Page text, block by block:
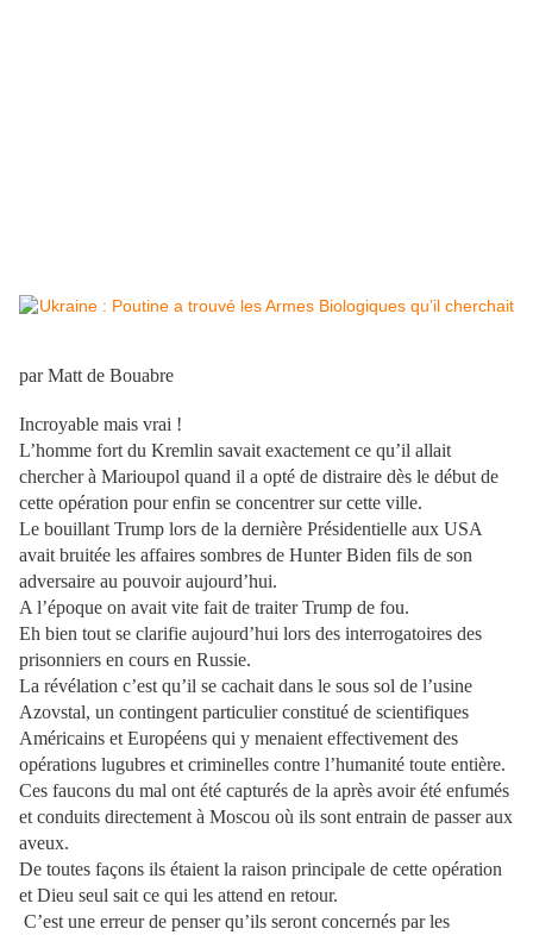
par Matt de Bouabre
Incroyable mais vrai !
L’homme fort du Kremlin savait exactement ce qu’il allait
chercher à Marioupol quand il a opté de distraire dès le début de
cette opération pour enfin se concentrer sur cette ville.
Le bouillant Trump lors de la dernière Présidentielle aux USA
avait bruitée les affaires sombres de Hunter Biden fils de son
adversaire au pouvoir aujourd’hui.
A l’époque on avait vite fait de traiter Trump de fou.
Eh bien tout se clarifie aujourd’hui lors des interrogatoires des
prisonniers en cours en Russie.
La révélation c’est qu’il se cachait dans le sous sol de l’usine
Azovstal, un contingent particulier constitué de scientifiques
Américains et Européens qui y menaient effectivement des
opérations lugubres et criminelles contre l’humanité toute entière.
Ces faucons du mal ont été capturés de la après avoir été enfumés
et conduits directement à Moscou où ils sont entrain de passer aux
aveux.
De toutes façons ils étaient la raison principale de cette opération
et Dieu seul sait ce qui les attend en retour.
C’est une erreur de penser qu’ils seront concernés par les